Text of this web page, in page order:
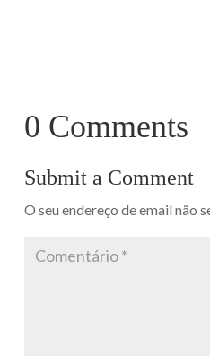
0 Comments
Submit a Comment
O seu endereço de email não